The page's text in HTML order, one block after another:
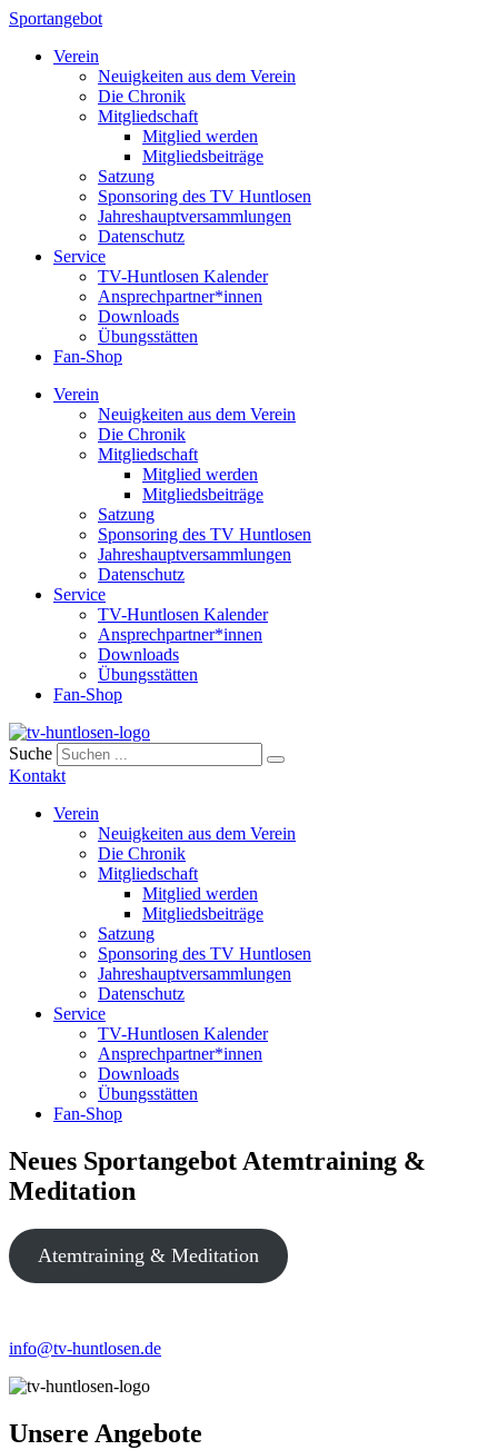
Sportangebot
Verein
Neuigkeiten aus dem Verein
Die Chronik
Mitgliedschaft
Mitglied werden
Mitgliedsbeiträge
Satzung
Sponsoring des TV Huntlosen
Jahreshauptversammlungen
Datenschutz
Service
TV-Huntlosen Kalender
Ansprechpartner*innen
Downloads
Übungsstätten
Fan-Shop
Verein
Neuigkeiten aus dem Verein
Die Chronik
Mitgliedschaft
Mitglied werden
Mitgliedsbeiträge
Satzung
Sponsoring des TV Huntlosen
Jahreshauptversammlungen
Datenschutz
Service
TV-Huntlosen Kalender
Ansprechpartner*innen
Downloads
Übungsstätten
Fan-Shop
Suche
Kontakt
Verein
Neuigkeiten aus dem Verein
Die Chronik
Mitgliedschaft
Mitglied werden
Mitgliedsbeiträge
Satzung
Sponsoring des TV Huntlosen
Jahreshauptversammlungen
Datenschutz
Service
TV-Huntlosen Kalender
Ansprechpartner*innen
Downloads
Übungsstätten
Fan-Shop
Neues Sportangebot Atemtraining &
Meditation
Atemtraining & Meditation
info@tv-huntlosen.de
Unsere Angebote